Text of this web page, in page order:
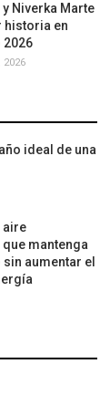
Niverka Marte
historia en
2026
2026
ideal de una
aire
mantenga
aumentar el